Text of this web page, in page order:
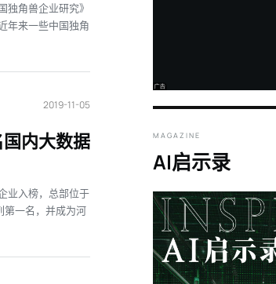
角兽企业研究》
年来一些中国独角
2019-11-05
内大数据
业入榜，总部位于
第一名，并成为河
MAGAZINE
AI启示录